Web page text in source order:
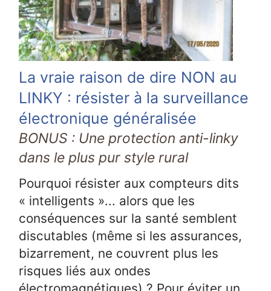
La vraie raison de dire NON au
LINKY : résister à la surveillance
électronique généralisée
BONUS : Une protection anti-linky
dans le plus pur style rural
Pourquoi résister aux compteurs dits
« intelligents »... alors que les
conséquences sur la santé semblent
discutables (même si les assurances,
bizarrement, ne couvrent plus les
risques liés aux ondes